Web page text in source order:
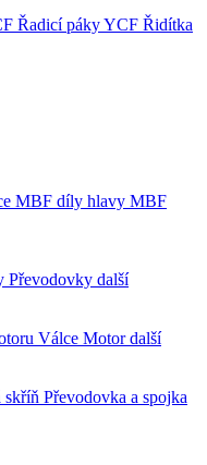
Řadicí pákyYCF Řidítka
MBF díly hlavy MBF
Převodovky další
Válce Motordalší
Převodovka a spojka